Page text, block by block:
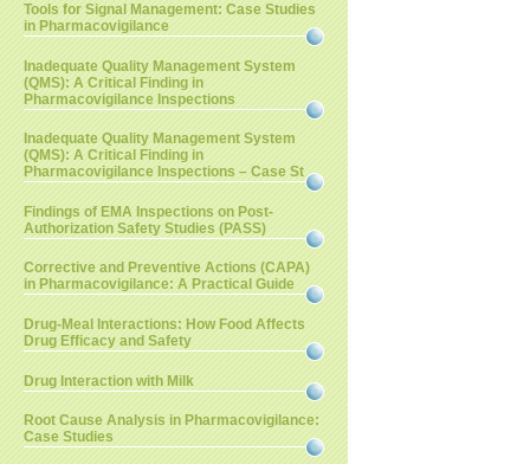
Tools for Signal Management: Case Studies
in Pharmacovigilance
Inadequate Quality Management System
(QMS): A Critical Finding in
Pharmacovigilance Inspections
Inadequate Quality Management System
(QMS): A Critical Finding in
Pharmacovigilance Inspections – Case St
Findings of EMA Inspections on Post-
Authorization Safety Studies (PASS)
Corrective and Preventive Actions (CAPA)
in Pharmacovigilance: A Practical Guide
Drug-Meal Interactions: How Food Affects
Drug Efficacy and Safety
Drug Interaction with Milk
Root Cause Analysis in Pharmacovigilance:
Case Studies